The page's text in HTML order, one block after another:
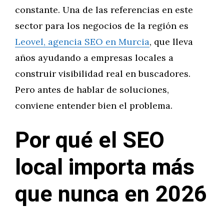
constante. Una de las referencias en este
sector para los negocios de la región es
Leovel, agencia SEO en Murcia, que lleva
años ayudando a empresas locales a
construir visibilidad real en buscadores.
Pero antes de hablar de soluciones,
conviene entender bien el problema.
Por qué el SEO
local importa más
que nunca en 2026